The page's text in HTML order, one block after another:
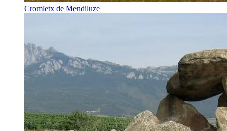
Cromletx de Mendiluze